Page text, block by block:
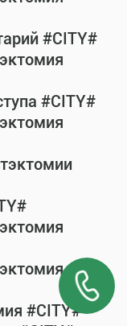
#CITY#
#CITY#
#CITY#